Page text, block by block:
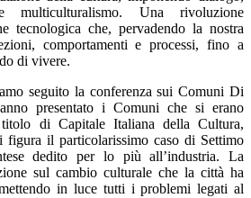
e multiculturalismo. Una rivoluzione
tecnologica che, pervadendo la nostra
comportamenti e processi, fino a
di vivere.
seguito la conferenza sui Comuni Di
presentato i Comuni che si erano
di Capitale Italiana della Cultura,
il particolarissimo caso di Settimo
dedito per lo più all’industria. La
sul cambio culturale che la città ha
in luce tutti i problemi legati al